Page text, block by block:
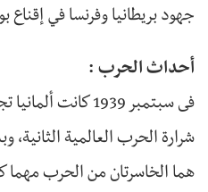
جهود بريطانيا وفرنسا في إقناع
أحداث الحرب :
فى سبتمبر 1939
شرارة الحرب العالمية الثانية،
هما الخاسرتان من الحرب مهما